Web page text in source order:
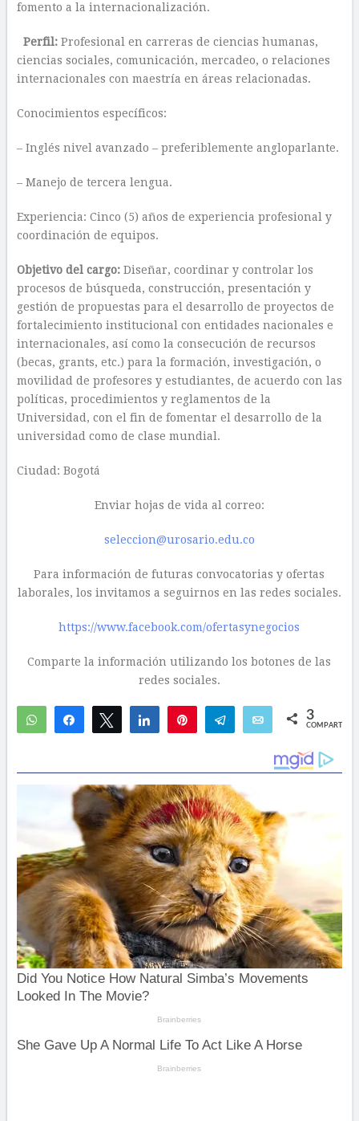
fomento a la internacionalización.
Perfil: Profesional en carreras de ciencias humanas,
ciencias sociales, comunicación, mercadeo, o relaciones
internacionales con maestría en áreas relacionadas.
Conocimientos específicos:
– Inglés nivel avanzado – preferiblemente angloparlante.
– Manejo de tercera lengua.
Experiencia: Cinco (5) años de experiencia profesional y
coordinación de equipos.
Objetivo del cargo: Diseñar, coordinar y controlar los
procesos de búsqueda, construcción, presentación y
gestión de propuestas para el desarrollo de proyectos de
fortalecimiento institucional con entidades nacionales e
internacionales, así como la consecución de recursos
(becas, grants, etc.) para la formación, investigación, o
movilidad de profesores y estudiantes, de acuerdo con las
políticas, procedimientos y reglamentos de la
Universidad, con el fin de fomentar el desarrollo de la
universidad como de clase mundial.
Ciudad: Bogotá
Enviar hojas de vida al correo:
seleccion@urosario.edu.co
Para información de futuras convocatorias y ofertas
laborales, los invitamos a seguirnos en las redes sociales.
https://www.facebook.com/ofertasynegocios
Comparte la información utilizando los botones de las
redes sociales.
WhatsAppCompartirTwittear Compartir Telegram Email 3
COMPARTIR